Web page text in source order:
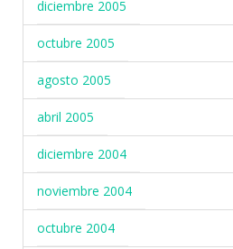
diciembre 2005
octubre 2005
agosto 2005
abril 2005
diciembre 2004
noviembre 2004
octubre 2004